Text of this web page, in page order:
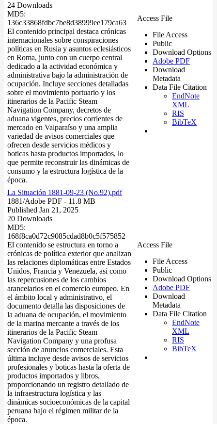
24 Downloads
MD5:
136c33868fdbc7be8d38999ee179ca63
El contenido principal destaca crónicas
internacionales sobre conspiraciones
políticas en Rusia y asuntos eclesiásticos
en Roma, junto con un cuerpo central
dedicado a la actividad económica y
administrativa bajo la administración de
ocupación. Incluye secciones detalladas
sobre el movimiento portuario y los
itinerarios de la Pacific Steam
Navigation Company, decretos de
aduana vigentes, precios corrientes de
mercado en Valparaíso y una amplia
variedad de avisos comerciales que
ofrecen desde servicios médicos y
boticas hasta productos importados, lo
que permite reconstruir las dinámicas de
consumo y la estructura logística de la
época.
Access File
File Access
Public
Download Options
Adobe PDF
Download
Metadata
Data File Citation
EndNote
XML
RIS
BibTeX
La Situación 1881-09-23 (No.92).pdf
1881/Adobe PDF - 11.8 MB
Published Jan 21, 2025
20 Downloads
MD5:
168f8ca0d72c9085cdad8b0c5f575852
El contenido se estructura en torno a
crónicas de política exterior que analizan
las relaciones diplomáticas entre Estados
Unidos, Francia y Venezuela, así como
las repercusiones de los cambios
arancelarios en el comercio europeo. En
el ámbito local y administrativo, el
documento detalla las disposiciones de
la aduana de ocupación, el movimiento
de la marina mercante a través de los
itinerarios de la Pacific Steam
Navigation Company y una profusa
sección de anuncios comerciales. Esta
última incluye desde avisos de servicios
profesionales y boticas hasta la oferta de
productos importados y libros,
proporcionando un registro detallado de
la infraestructura logística y las
dinámicas socioeconómicas de la capital
peruana bajo el régimen militar de la
época.
Access File
File Access
Public
Download Options
Adobe PDF
Download
Metadata
Data File Citation
EndNote
XML
RIS
BibTeX